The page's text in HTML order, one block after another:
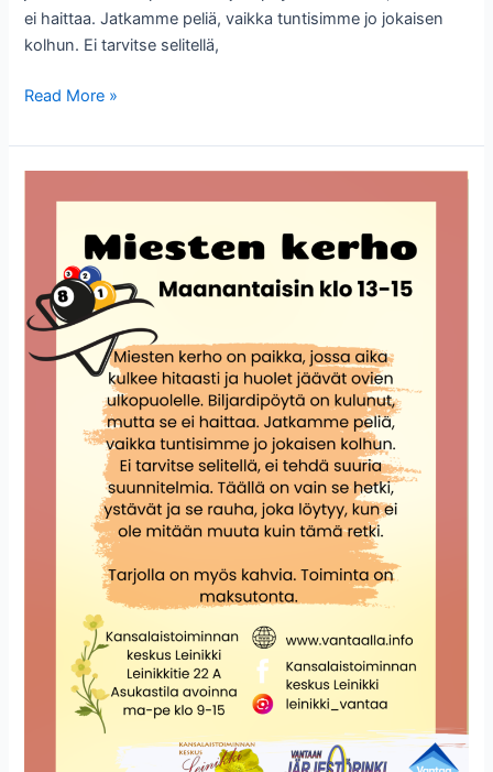
ei haittaa. Jatkamme peliä, vaikka tuntisimme jo jokaisen
kolhun. Ei tarvitse selitellä,
Miesten
Read More »